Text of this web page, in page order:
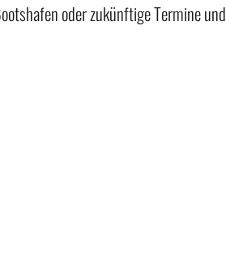
oder zukünftige Termine und